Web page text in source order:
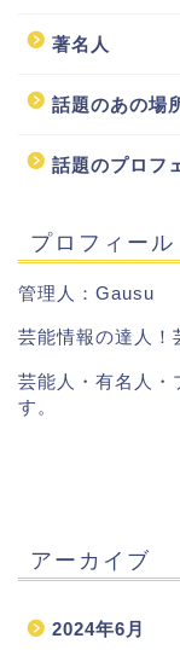
著名人
話題のあの場
話題のプロフ
プロフィール
管理人：Gausu
芸能情報の達人！
芸能人・有名人・
す。
アーカイブ
2024年6月